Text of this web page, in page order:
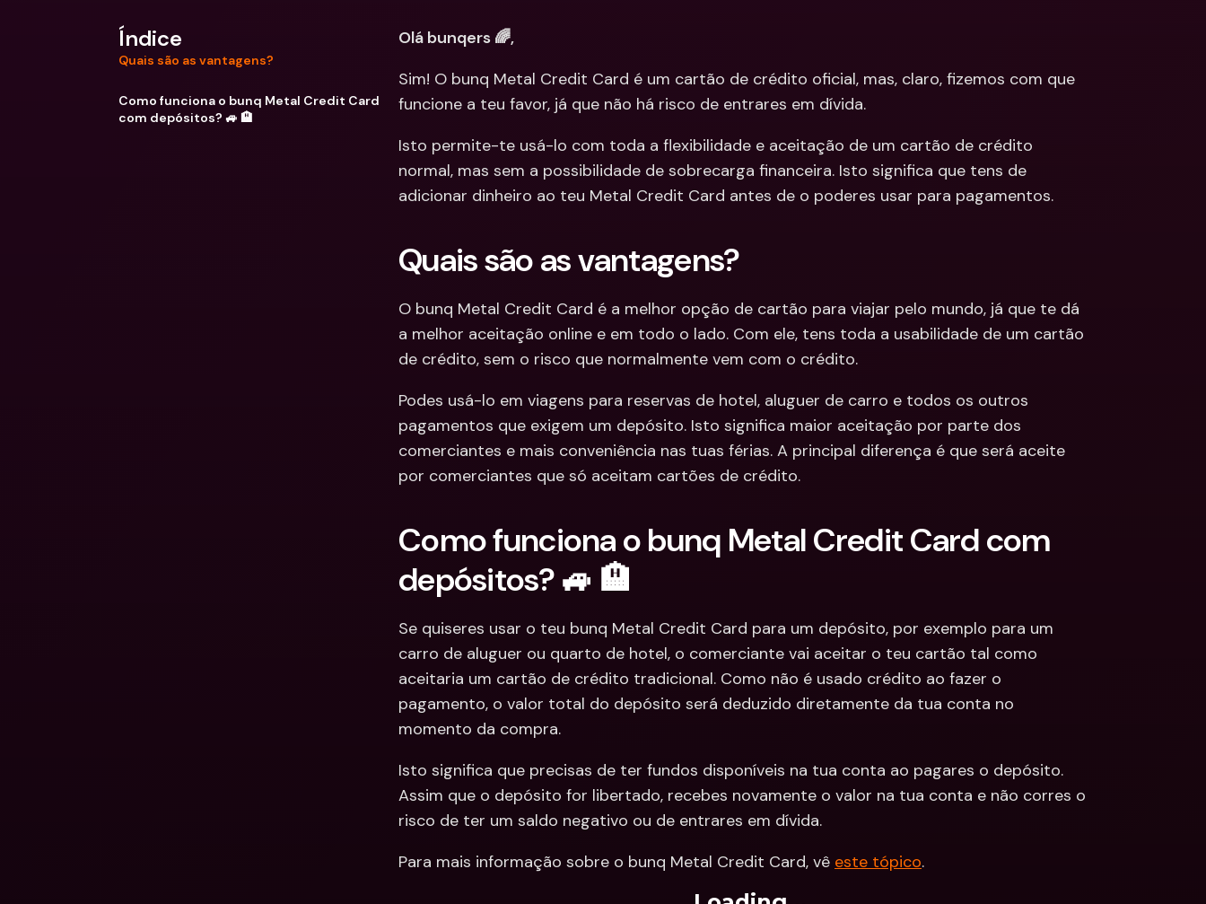
Estrangeiras
Índice
Quais são as vantagens?
Como funciona o bunq Metal Credit Card
com depósitos? 🚙 🏨
Olá bunqers 🌈,
Sim! O bunq Metal Credit Card é um cartão de crédito oficial, mas, claro, fizemos com que
funcione a teu favor, já que não há risco de entrares em dívida.
Isto permite-te usá-lo com toda a flexibilidade e aceitação de um cartão de crédito
normal, mas sem a possibilidade de sobrecarga financeira. Isto significa que tens de
adicionar dinheiro ao teu Metal Credit Card antes de o poderes usar para pagamentos.
Quais são as vantagens?
O bunq Metal Credit Card é a melhor opção de cartão para viajar pelo mundo, já que te dá
a melhor aceitação online e em todo o lado. Com ele, tens toda a usabilidade de um cartão
de crédito, sem o risco que normalmente vem com o crédito.
Podes usá-lo em viagens para reservas de hotel, aluguer de carro e todos os outros
pagamentos que exigem um depósito. Isto significa maior aceitação por parte dos
comerciantes e mais conveniência nas tuas férias. A principal diferença é que será aceite
por comerciantes que só aceitam cartões de crédito.
Como funciona o bunq Metal Credit Card com
depósitos? 🚙 🏨
Se quiseres usar o teu bunq Metal Credit Card para um depósito, por exemplo para um
carro de aluguer ou quarto de hotel, o comerciante vai aceitar o teu cartão tal como
aceitaria um cartão de crédito tradicional. Como não é usado crédito ao fazer o
pagamento, o valor total do depósito será deduzido diretamente da tua conta no
momento da compra.
Isto significa que precisas de ter fundos disponíveis na tua conta ao pagares o depósito.
Assim que o depósito for libertado, recebes novamente o valor na tua conta e não corres o
risco de ter um saldo negativo ou de entrares em dívida.
Para mais informação sobre o bunq Metal Credit Card, vê este tópico.